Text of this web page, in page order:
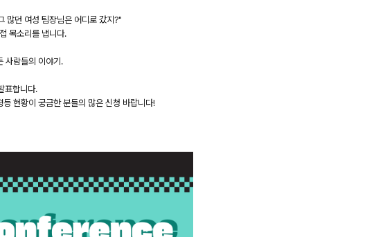
많던 여성 팀장님은 어디로 갔지?"
목소리를 냅니다.
사람들의 이야기.
합니다.
현황이 궁금한 분들의 많은 신청 바랍니다!